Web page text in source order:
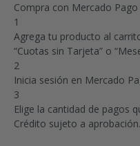
Compra con Mercado
1
Agrega tu producto al
“Cuotas sin Tarjeta” o
2
Inicia sesión en Mercado
3
Elige la cantidad de pagos
Crédito sujeto a aprobación.